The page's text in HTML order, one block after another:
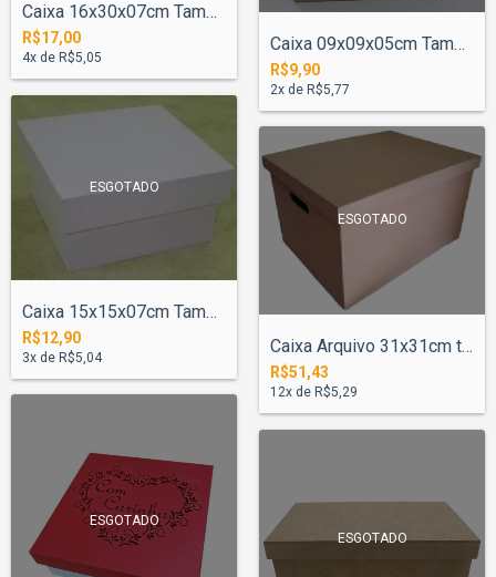
Caixa 16x30x07cm Tampa Lisa 17x31cm
R$17,00
4x de R$5,05
Caixa 09x09x05cm Tampa 10x10cm Feliz Nat...
R$9,90
2x de R$5,77
ESGOTADO
Caixa 15x15x07cm Tampa Lisa 16x16cm 4 Di...
R$12,90
3x de R$5,04
ESGOTADO
Caixa Arquivo 31x31cm tampa 32x32cm Pint...
R$51,43
12x de R$5,29
ESGOTADO
ESGOTADO